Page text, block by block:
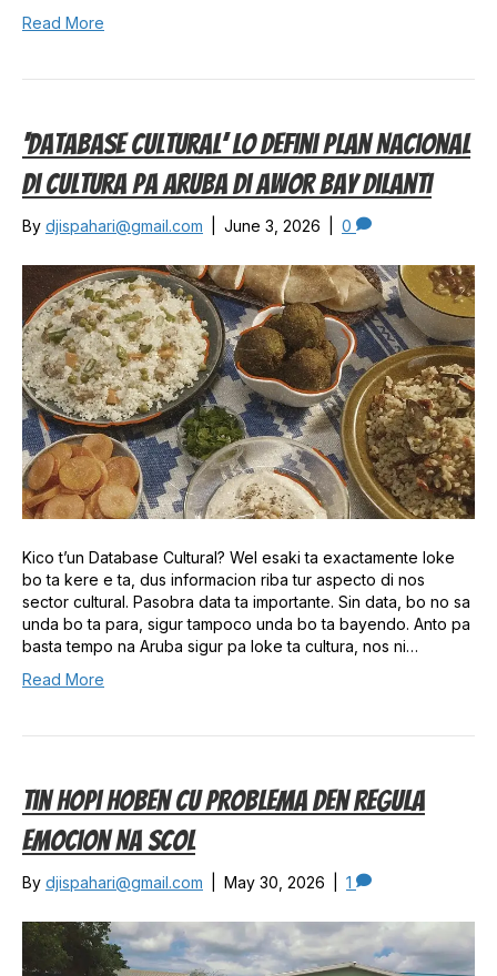
Read More
‘Database Cultural’ Lo Defini Plan Nacional
Di Cultura Pa Aruba Di Awor Bay Dilanti
By djispahari@gmail.com June 3, 2026 0
Kico t’un Database Cultural? Wel esaki ta exactamente loke
bo ta kere e ta, dus informacion riba tur aspecto di nos
sector cultural. Pasobra data ta importante. Sin data, bo no sa
unda bo ta para, sigur tampoco unda bo ta bayendo. Anto pa
basta tempo na Aruba sigur pa loke ta cultura, nos ni…
Read More
Tin Hopi Hoben Cu Problema Den Regula
Emocion Na Scol
By djispahari@gmail.com May 30, 2026 1